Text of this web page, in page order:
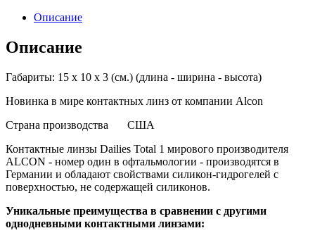
Описание
Описание
Габариты: 15 x 10 x 3 (см.) (длина - ширина - высота)
Новинка в мире контактных линз от компании Alcon
Страна производства
США
Контактные линзы Dailies Total 1 мирового производителя
ALCON - номер один в офтальмологии - производятся в
Германии и обладают свойствами силикон-гидрогелей с
поверхностью, не содержащей силиконов.
Уникальные преимущества в сравнении с другими
однодневными контактными линзами: